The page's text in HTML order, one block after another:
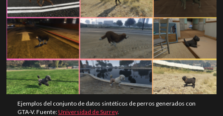
Ejemplos del conjunto de datos sintéticos de perros generados con
GTA-V. Fuente:Universidad de Surrey.